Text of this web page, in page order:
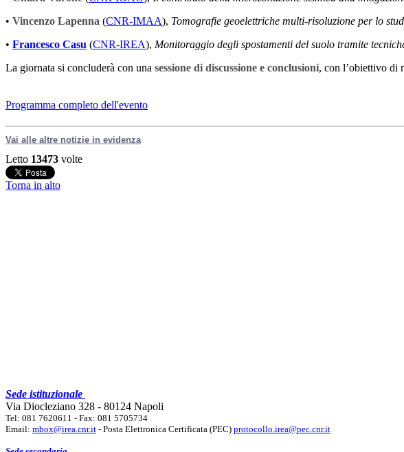
• Vincenzo Lapenna (CNR-IMAA), Tomografie geoelettriche multi-risoluzione per lo
• Francesco Casu (CNR-IREA), Monitoraggio degli spostamenti del suolo tramite
La giornata si concluderà con una sessione di discussione e conclusioni, con l’obiettivo di
Programma completo dell'evento
Vai alle altre notizie in evidenza
Letto 13473 volte
Torna in alto
Sede istituzionale
Via Diocleziano 328 - 80124 Napoli
Tel: 081 7620611 - Fax: 081 5705734
Email: mbox@irea.cnr.it - Posta Elettronica Certificata (PEC) protocollo.irea@pec.cnr.it